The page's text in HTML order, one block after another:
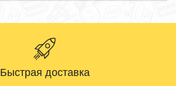
Быстрая доставка